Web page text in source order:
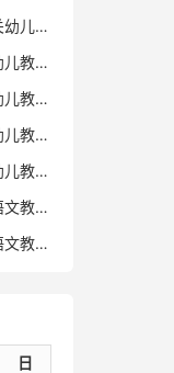
市直机关幼儿教师编制考试真题
河南省幼儿教师招聘考试真题
河南省幼儿教师编制考试真题卷
山东省幼儿教师招聘考试真题
山东省幼儿教师编制考试真题卷
河北省语文教师招聘考试真题卷
河北省语文教师考试
日